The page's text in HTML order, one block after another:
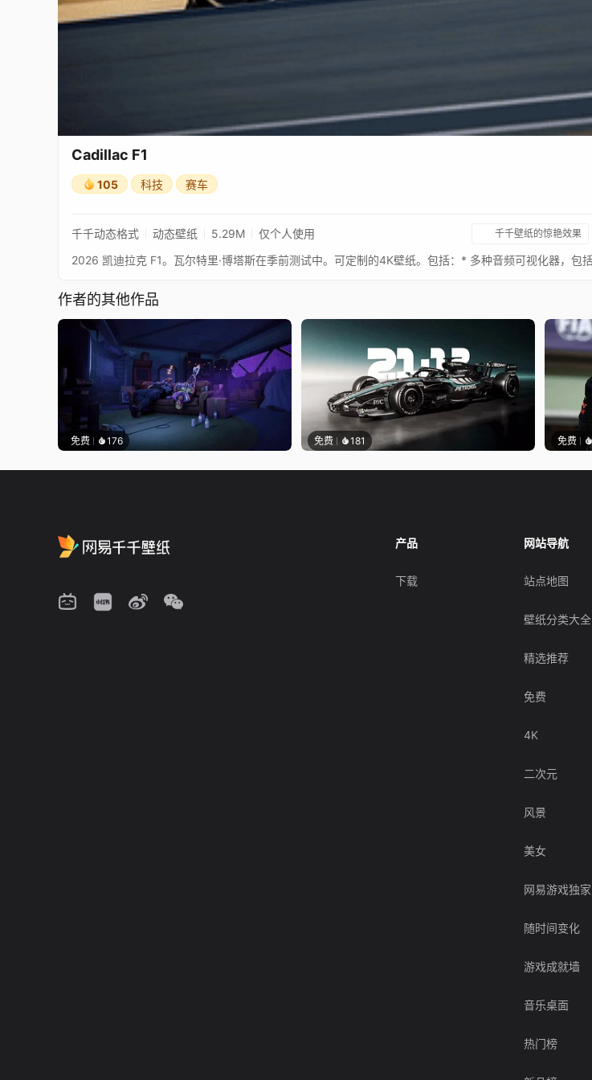
Cadillac F1
105 科技 赛车
千千动态格式 动态壁纸 5.29M 仅个人使用 千千壁纸的惊艳效果
作者的其他作品
免费 176 免费 181 免费
产品
下载
网站导航
站点地图
壁纸分类大全
精选推荐
免费
4K
二次元
风景
美女
网易游戏独家
随时间变化
游戏成就墙
音乐桌面
热门榜